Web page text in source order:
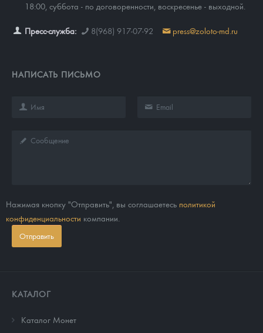
18:00, суббота - по договоренности, воскресенье - выходной.
Пресс-служба: 8(968) 917-07-92 press@zoloto-md.ru
НАПИСАТЬ ПИСЬМО
Нажимая кнопку "Отправить", вы соглашаетесь политикой
конфиденциальности компании.
Отправить
КАТАЛОГ
Каталог Монет